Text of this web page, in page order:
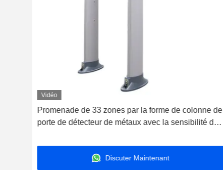
Vidéo
Promenade de 33 zones par la forme de colonne de
porte de détecteur de métaux avec la sensibilité de
Discuter Maintenant